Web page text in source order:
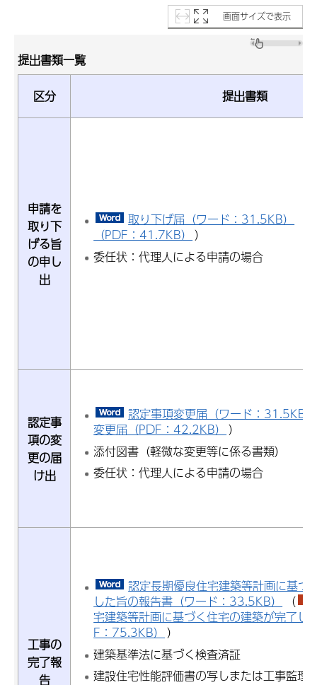
画面サイズで表示
提出書類一覧
区分 提出書類
申請を
取り下
げる旨
の申し
出
取り下げ届（ワード：31.5KB）
（PDF：41.7KB） ）
委任状：代理人による申請の場合
認定事
項の変
更の届
け出
認定事項変更届（ワード：31.5KB）
変更届（PDF：42.2KB） ）
添付図書（軽微な変更等に係る書類）
委任状：代理人による申請の場合
工事の
完了報
告
認定長期優良住宅建築等計画に基づ
した旨の報告書（ワード：33.5KB）
（
宅建築等計画に基づく住宅の建築が完了し
F：75.3KB） ）
建築基準法に基づく検査済証
建設住宅性能評価書の写しまたは工事監理